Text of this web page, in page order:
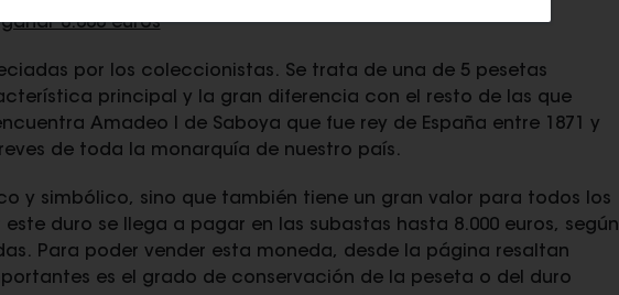
8.000 euros
por los coleccionistas. Se trata de una de 5 pesetas
principal y la gran diferencia con el resto de las que
Amadeo I de Saboya que fue rey de España entre 1871 y
de toda la monarquía de nuestro país.
y simbólico, sino que también tiene un gran valor para todos los
duro se llega a pagar en las subastas hasta 8.000 euros, según
Para poder vender esta moneda, desde la página resaltan
es el grado de conservación de la peseta o del duro